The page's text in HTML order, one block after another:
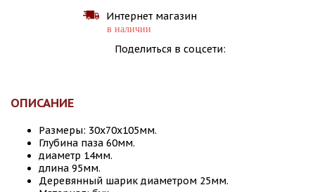
Интернет магазин
в наличии
Поделиться в соцсети:
ОПИСАНИЕ
Размеры: 30х70х105мм.
Глубина паза 60мм.
диаметр 14мм.
длина 95мм.
Деревянный шарик диаметром 25мм.